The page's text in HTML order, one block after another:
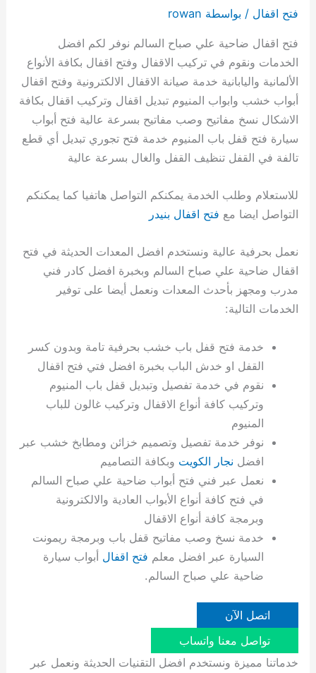
فتح اقفال / بواسطة rowan
فتح اقفال ضاحية علي صباح السالم نوفر لكم افضل
الخدمات ونقوم في تركيب الاقفال وفتح اقفال بكافة الأنواع
الألمانية واليابانية خدمة صيانة الاقفال الالكترونية وفتح اقفال
أبواب خشب وابواب المنيوم تبديل اقفال وتركيب اقفال بكافة
الاشكال نسخ مفاتيح وصب مفاتيح بسرعة عالية فتح أبواب
سيارة فتح قفل باب المنيوم خدمة فتح تجوري تبديل أي قطع
تالفة في القفل تنظيف القفل والغال بسرعة عالية
للاستعلام وطلب الخدمة يمكنكم التواصل هاتفيا كما يمكنكم
التواصل ايضا مع فتح اقفال بنيدر
نعمل بحرفية عالية ونستخدم افضل المعدات الحديثة في فتح
اقفال ضاحية علي صباح السالم وبخبرة افضل كادر فني
مدرب ومجهز بأحدث المعدات ونعمل أيضا على توفير
الخدمات التالية:
خدمة فتح قفل باب خشب بحرفية تامة وبدون كسر
القفل او خدش الباب بخبرة افضل فتي فتح اقفال
نقوم في خدمة تفصيل وتبديل قفل باب المنيوم
وتركيب كافة أنواع الاقفال وتركيب غالون للباب
المنيوم
نوفر خدمة تفصيل وتصميم خزائن ومطابخ خشب عبر
افضل نجار الكويت وبكافة التصاميم
نعمل عبر فني فتح أبواب ضاحية علي صباح السالم
في فتح كافة أنواع الأبواب العادية والالكترونية
وبرمجة كافة أنواع الاقفال
خدمة نسخ وصب مفاتيح قفل باب وبرمجة ريمونت
السيارة عبر افضل معلم فتح اقفال أبواب سيارة
ضاحية علي صباح السالم.
اتصل الآن
تواصل معنا واتساب
خدماتنا مميزة ونستخدم افضل التقنيات الحديثة ونعمل عبر